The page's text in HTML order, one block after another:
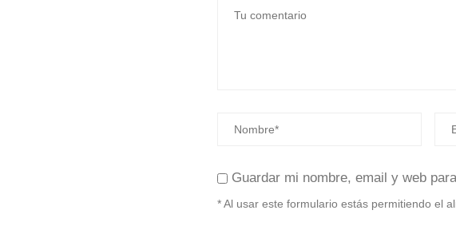
Guardar mi nombre, email y web
* Al usar este formulario estás permitiendo el